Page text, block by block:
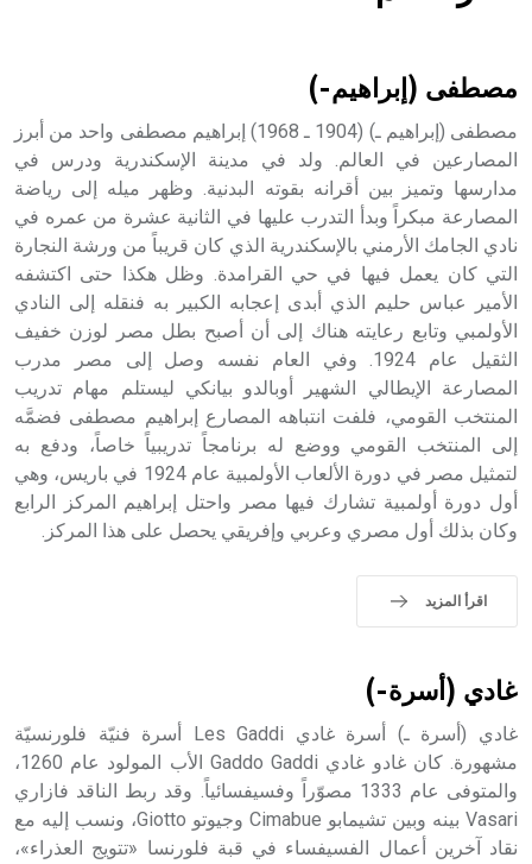
هل تعلم أن الأبسيد كلمة فرنسية اللفظ تم اعتمادها مصطلحاً
- هل تعلم أن أبجر Abgar اسم معروف جيداً يعود إلى عدد من
الملوك الذين حكموا مدينة إديسا (الرها) من أبجر الأول وحتى
التاسع، وهم ينتسبون إلى أسرة أوسروين
- هل تعلم أن الأبجدية الكنعانية تتألف من /22/ علامة كتابية
sign تكتب منفصلة غير متصلة، وتعتمد المبدأ الأكوروفوني،
حيث تقتصر القيمة الصوتية للعلامة الك
مصطفى (إبراهيم-)
مصطفى (إبراهيم ـ) (1904 ـ 1968) إبراهيم مصطفى واحد من أبرز
المصارعين في العالم. ولد في مدينة الإسكندرية ودرس في
مدارسها وتميز بين أقرانه بقوته البدنية. وظهر ميله إلى رياضة
المصارعة مبكراً وبدأ التدرب عليها في الثانية عشرة من عمره في
نادي الجامك الأرمني بالإسكندرية الذي كان قريباً من ورشة النجارة
التي كان يعمل فيها في حي القرامدة. وظل هكذا حتى اكتشفه
الأمير عباس حليم الذي أبدى إعجابه الكبير به فنقله إلى النادي
الأولمبي وتابع رعايته هناك إلى أن أصبح بطل مصر لوزن خفيف
الثقيل عام 1924. وفي العام نفسه وصل إلى مصر مدرب
المصارعة الإيطالي الشهير أوبالدو بيانكي ليستلم مهام تدريب
المنتخب القومي، فلفت انتباهه المصارع إبراهيم مصطفى فضمَّه
إلى المنتخب القومي ووضع له برنامجاً تدريبياً خاصاً، ودفع به
لتمثيل مصر في دورة الألعاب الأولمبية عام 1924 في باريس، وهي
أول دورة أولمبية تشارك فيها مصر واحتل إبراهيم المركز الرابع
وكان بذلك أول مصري وعربي وإفريقي يحصل على هذا المركز.
اقرأ المزيد
غادي (أسرة-)
غادي (أسرة ـ) أسرة غادي Les Gaddi أسرة فنيّة فلورنسيّة
مشهورة. كان غادو غادي Gaddo Gaddi الأب المولود عام 1260،
والمتوفى عام 1333 مصوّراً وفسيفسائياً. وقد ربط الناقد فازاري
Vasari بينه وبين تشيمابو Cimabue وجيوتو Giotto، ونسب إليه مع
نقاد آخرين أعمال الفسيفساء في قبة فلورنسا «تتويج العذراء»،